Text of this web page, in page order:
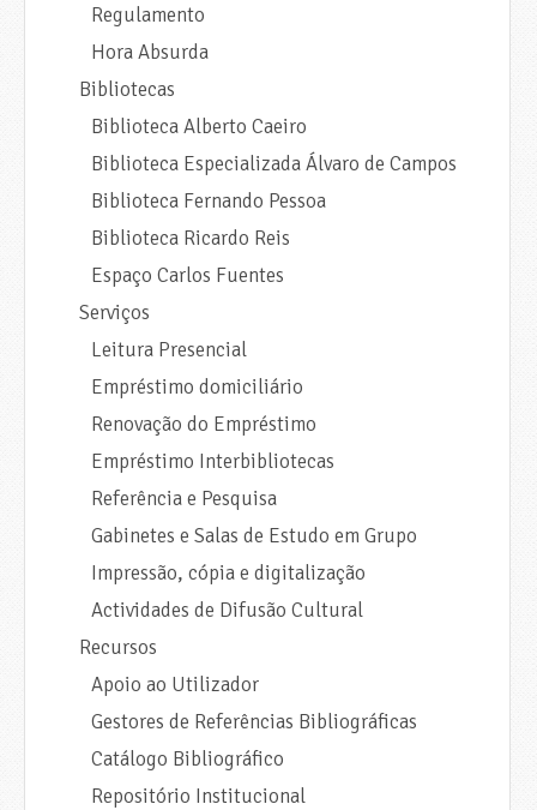
Regulamento
Hora Absurda
Bibliotecas
Biblioteca Alberto Caeiro
Biblioteca Especializada Álvaro de Campos
Biblioteca Fernando Pessoa
Biblioteca Ricardo Reis
Espaço Carlos Fuentes
Serviços
Leitura Presencial
Empréstimo domiciliário
Renovação do Empréstimo
Empréstimo Interbibliotecas
Referência e Pesquisa
Gabinetes e Salas de Estudo em Grupo
Impressão, cópia e digitalização
Actividades de Difusão Cultural
Recursos
Apoio ao Utilizador
Gestores de Referências Bibliográficas
Catálogo Bibliográfico
Repositório Institucional